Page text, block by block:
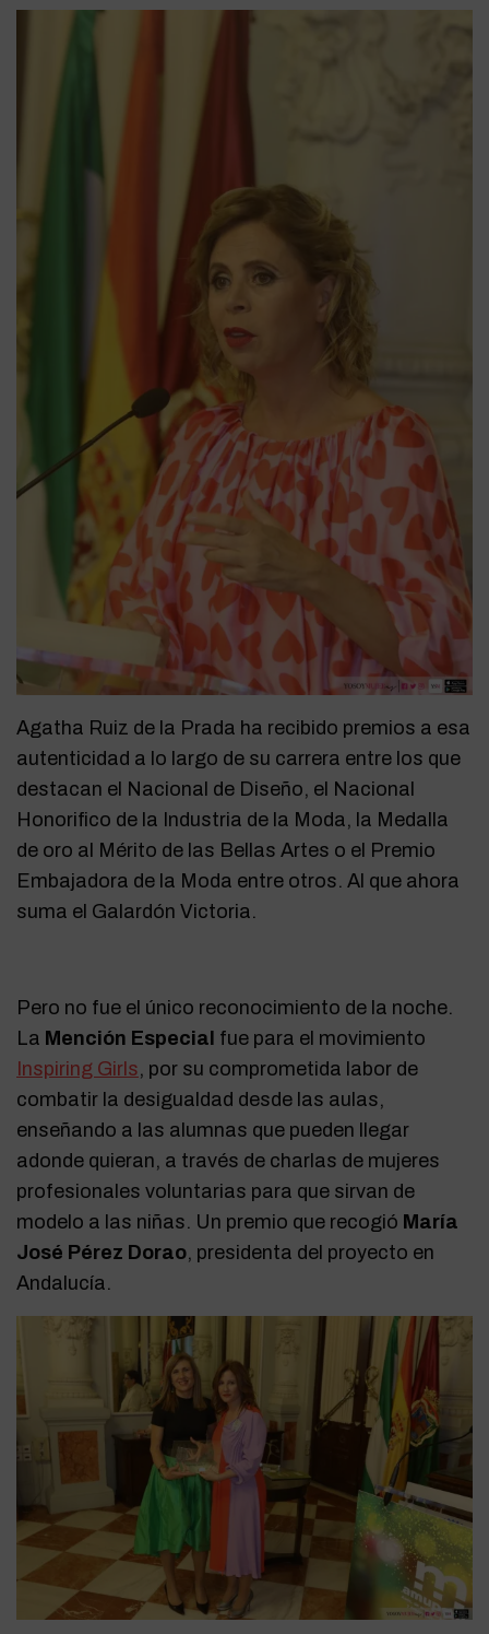
Agatha Ruiz de la Prada ha recibido premios a esa
autenticidad a lo largo de su carrera entre los que
destacan el Nacional de Diseño, el Nacional
Honorifico de la Industria de la Moda, la Medalla
de oro al Mérito de las Bellas Artes o el Premio
Embajadora de la Moda entre otros. Al que ahora
suma el Galardón Victoria.
Pero no fue el único reconocimiento de la noche.
La Mención Especial fue para el movimiento
Inspiring Girls, por su comprometida labor de
combatir la desigualdad desde las aulas,
enseñando a las alumnas que pueden llegar
adonde quieran, a través de charlas de mujeres
profesionales voluntarias para que sirvan de
modelo a las niñas. Un premio que recogió María
José Pérez Dorao, presidenta del proyecto en
Andalucía.